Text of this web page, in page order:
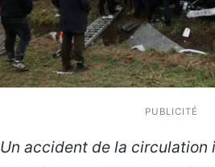
PUBLICITÉ
Un accident de la circulation